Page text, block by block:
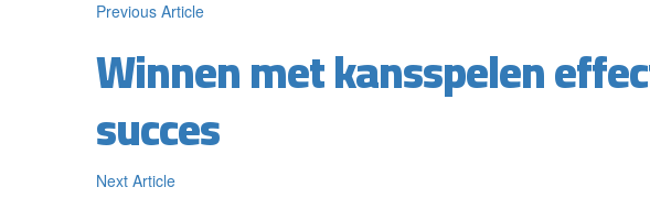
Previous Article
Winnen met kansspelen
succes
Next Article